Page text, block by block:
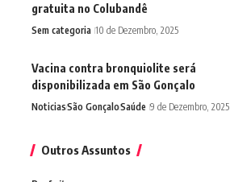
gratuita no Colubandê
Sem categoria 10 de Dezembro, 2025
Vacina contra bronquiolite será
disponibilizada em São Gonçalo
NoticiasSão GonçaloSaúde 9 de Dezembro, 2025
Outros Assuntos